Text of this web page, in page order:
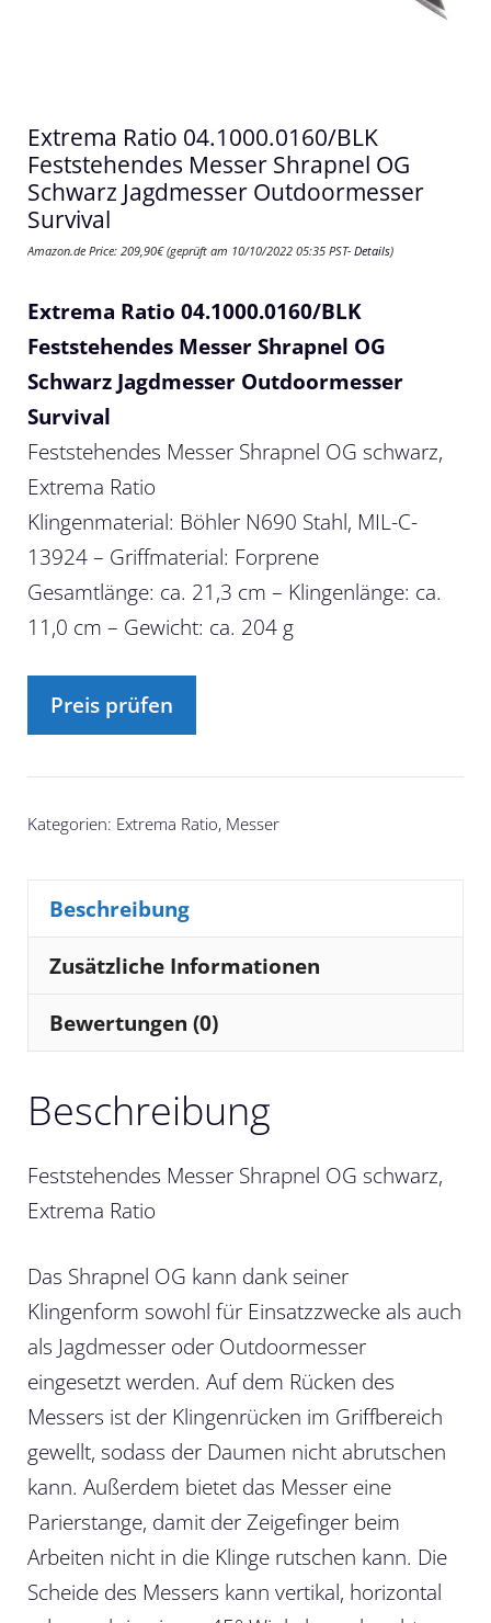
Extrema Ratio 04.1000.0160/BLK
Feststehendes Messer Shrapnel OG
Schwarz Jagdmesser Outdoormesser
Survival
Amazon.de Price: 209,90€(geprüft am 10/10/2022 05:35 PST- Details)
Extrema Ratio 04.1000.0160/BLK
Feststehendes Messer Shrapnel OG
Schwarz Jagdmesser Outdoormesser
Survival
Feststehendes Messer Shrapnel OG schwarz,
Extrema Ratio
Klingenmaterial: Böhler N690 Stahl, MIL-C-
13924 – Griffmaterial: Forprene
Gesamtlänge: ca. 21,3 cm – Klingenlänge: ca.
11,0 cm – Gewicht: ca. 204 g
Preis prüfen
Kategorien: Extrema Ratio, Messer
Beschreibung
Zusätzliche Informationen
Bewertungen (0)
Beschreibung
Feststehendes Messer Shrapnel OG schwarz,
Extrema Ratio
Das Shrapnel OG kann dank seiner
Klingenform sowohl für Einsatzzwecke als auch
als Jagdmesser oder Outdoormesser
eingesetzt werden. Auf dem Rücken des
Messers ist der Klingenrücken im Griffbereich
gewellt, sodass der Daumen nicht abrutschen
kann. Außerdem bietet das Messer eine
Parierstange, damit der Zeigefinger beim
Arbeiten nicht in die Klinge rutschen kann. Die
Scheide des Messers kann vertikal, horizontal